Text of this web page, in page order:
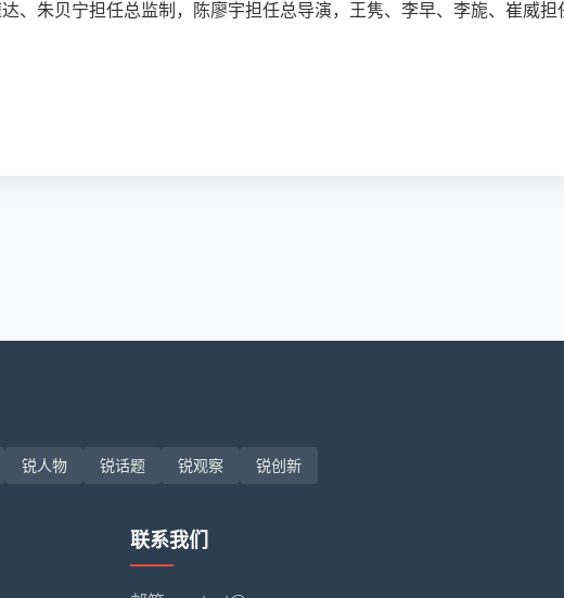
、朱贝宁担任总监制，陈廖宇担任总导演，王隽、李早、李旎、崔威
锐人物 锐话题 锐观察 锐创新
联系我们